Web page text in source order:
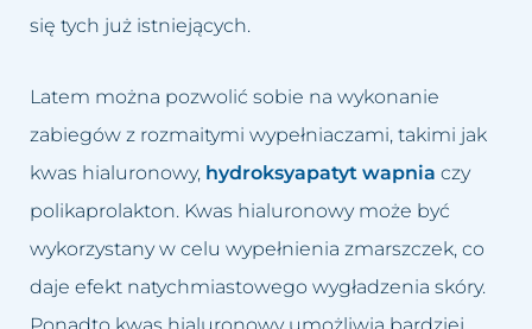
się tych już istniejących.
Latem można pozwolić sobie na wykonanie
zabiegów z rozmaitymi wypełniaczami, takimi jak
kwas hialuronowy, hydroksyapatyt wapnia czy
polikaprolakton. Kwas hialuronowy może być
wykorzystany w celu wypełnienia zmarszczek, co
daje efekt natychmiastowego wygładzenia skóry.